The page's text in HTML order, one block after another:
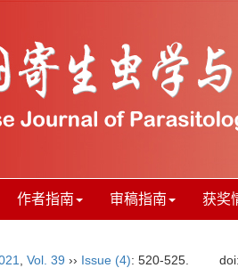
作者指南 审稿指南 获奖
Vol. 39 ›› Issue (4): 520-525. doi: